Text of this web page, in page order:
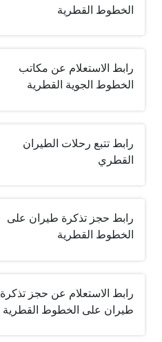
الخطوط القطرية
رابط الاستعلام عن مكاتب
الخطوط الجوية القطرية
رابط تتبع رحلات الطيران
القطري
رابط حجز تذكرة طيران على
الخطوط القطرية
رابط الاستعلام عن حجز تذكرة
طيران على الخطوط القطرية